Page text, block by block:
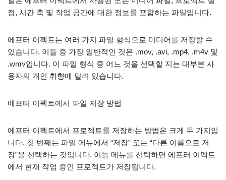
정, 시간 축 및 작업 공간에 대한 정보를 포함하는 파일입니다.
에프터 이펙트는 여러 가지 파일 형식으로 미디어를 저장할 수
있습니다. 이들 중 가장 일반적인 것은 .mov, .avi, .mp4, .m4v 및
.wmv입니다. 이 파일 형식 중 어느 것을 선택할 지는 대부분 사
용자의 개인 취향에 달려 있습니다.
에프터 이펙트에서 파일 저장 방법
에프터 이펙트에서 프로젝트를 저장하는 방법은 크게 두 가지입
니다. 첫 번째는 파일 메뉴에서 “저장” 또는 “다른 이름으로 저
장”을 선택하는 것입니다. 이들 메뉴를 선택하면 에프터 이펙트
에서 현재 작업 중인 프로젝트가 저장됩니다.